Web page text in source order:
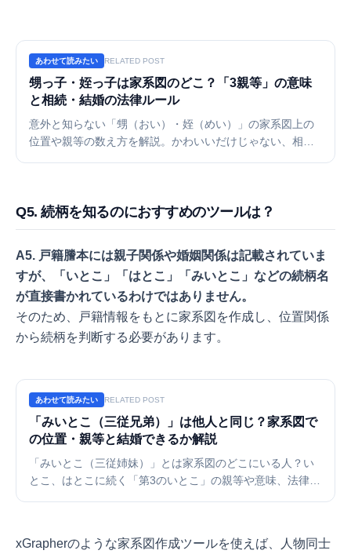
あわせて読みたい RELATED POST
甥っ子・姪っ子は家系図のどこ？「3親等」の意味
と相続・結婚の法律ルール
意外と知らない「甥（おい）・姪（めい）」の家系図上の
位置や親等の数え方を解説。かわいいだけじゃない、相続
Q5. 続柄を知るのにおすすめのツールは？
A5. 戸籍謄本には親子関係や婚姻関係は記載されていま
すが、「いとこ」「はとこ」「みいとこ」などの続柄名
が直接書かれているわけではありません。
そのため、戸籍情報をもとに家系図を作成し、位置関係
から続柄を判断する必要があります。
あわせて読みたい RELATED POST
「みいとこ（三従兄弟）」は他人と同じ？家系図で
の位置・親等と結婚できるか解説
「みいとこ（三従姉妹）」とは家系図のどこにいる人？い
とこ、はとこに続く「第3のいとこ」の親等や意味、法律上
xGrapherのような家系図作成ツールを使えば、人物同士